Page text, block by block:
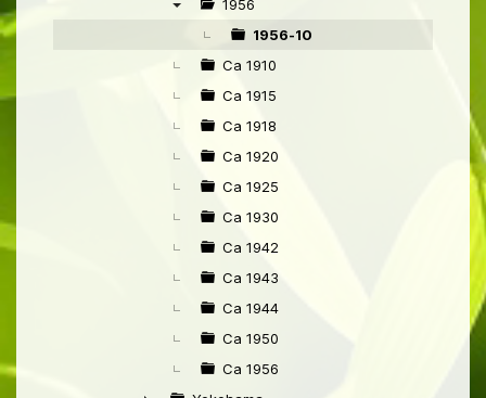
►
1956
1956-10
Ca 1910
Ca 1915
Ca 1918
Ca 1920
Ca 1925
Ca 1930
Ca 1942
Ca 1943
Ca 1944
Ca 1950
Ca 1956